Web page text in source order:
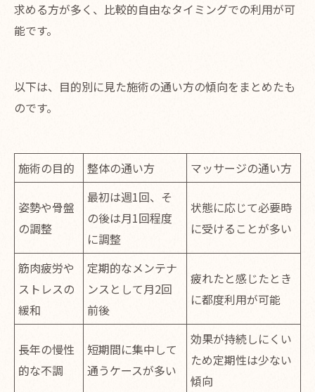
求める方が多く、比較的自由なタイミングでの利用が可
能です。
以下は、目的別に見た施術の通い方の傾向をまとめたも
のです。
施術の目的 整体の通い方 マッサージの通い方
姿勢や骨盤
の調整
最初は週1回、そ
の後は月1回程度
に調整
状態に応じて必要時
に受けることが多い
筋肉疲労や
ストレスの
緩和
定期的なメンテナ
ンスとして月2回
前後
疲れたと感じたとき
に都度利用が可能
長年の慢性
的な不調
短期間に集中して
通うケースが多い
効果が持続しにくい
ため定期性は少ない
傾向